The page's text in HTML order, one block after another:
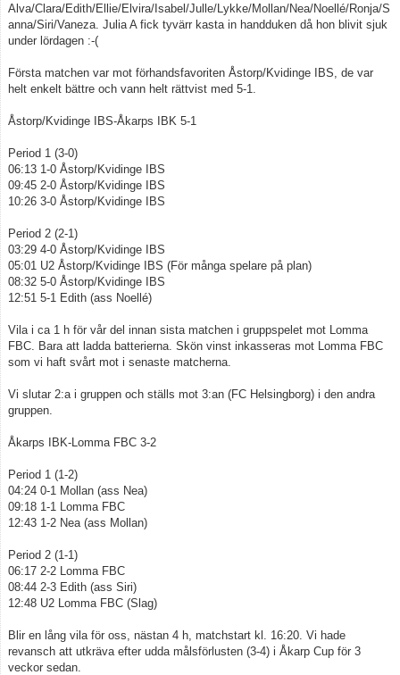
Alva/Clara/Edith/Ellie/Elvira/Isabel/Julle/Lykke/Mollan/Nea/Noellé/Ronja/S
anna/Siri/Vaneza. Julia A fick tyvärr kasta in handduken då hon blivit sjuk
under lördagen :-(
Första matchen var mot förhandsfavoriten Åstorp/Kvidinge IBS, de var
helt enkelt bättre och vann helt rättvist med 5-1.
Åstorp/Kvidinge IBS-Åkarps IBK 5-1
Period 1 (3-0)
06:13 1-0 Åstorp/Kvidinge IBS
09:45 2-0 Åstorp/Kvidinge IBS
10:26 3-0 Åstorp/Kvidinge IBS
Period 2 (2-1)
03:29 4-0 Åstorp/Kvidinge IBS
05:01 U2 Åstorp/Kvidinge IBS (För många spelare på plan)
08:32 5-0 Åstorp/Kvidinge IBS
12:51 5-1 Edith (ass Noellé)
Vila i ca 1 h för vår del innan sista matchen i gruppspelet mot Lomma
FBC. Bara att ladda batterierna. Skön vinst inkasseras mot Lomma FBC
som vi haft svårt mot i senaste matcherna.
Vi slutar 2:a i gruppen och ställs mot 3:an (FC Helsingborg) i den andra
gruppen.
Åkarps IBK-Lomma FBC 3-2
Period 1 (1-2)
04:24 0-1 Mollan (ass Nea)
09:18 1-1 Lomma FBC
12:43 1-2 Nea (ass Mollan)
Period 2 (1-1)
06:17 2-2 Lomma FBC
08:44 2-3 Edith (ass Siri)
12:48 U2 Lomma FBC (Slag)
Blir en lång vila för oss, nästan 4 h, matchstart kl. 16:20. Vi hade
revansch att utkräva efter udda målsförlusten (3-4) i Åkarp Cup för 3
veckor sedan.